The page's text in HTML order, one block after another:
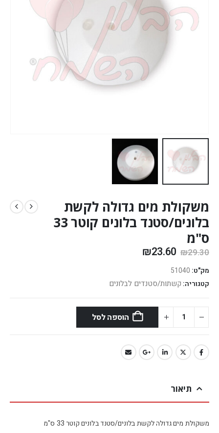
משקולת מים גדולה לקשת
בלונים/סטנד בלונים קוטר 33
ס"מ
₪29.30
₪23.60
מק"ט: 51040
קטגוריה: קשתות/סטנדים לבלונים
הוספה לסל
תיאור
משקולת מים גדולה לקשת בלונים/סטנד בלונים קוטר 33 ס"מ